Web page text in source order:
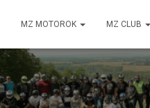
MZ MOTOROK MZ CLUB